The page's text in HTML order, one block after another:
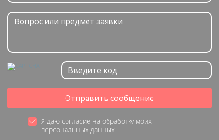
Отправить сообщение
Я даю согласие на обработку моих
персональных данных